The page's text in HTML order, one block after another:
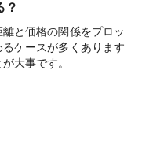
？
と価格の関係をプロッ
ケースが多くあります
大事です。